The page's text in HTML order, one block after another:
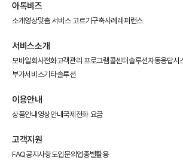
아톡비즈
소개영상맞춤 서비스 고르기구축사례 레퍼런스
서비스소개
모바일회사전화고객관리 프로그램콜센터솔루션자동응답시
부가서비스기타솔루션
이용안내
상품안내 영상안내국제전화 요금
고객지원
FAQ공지사항도입문의 업종별활용